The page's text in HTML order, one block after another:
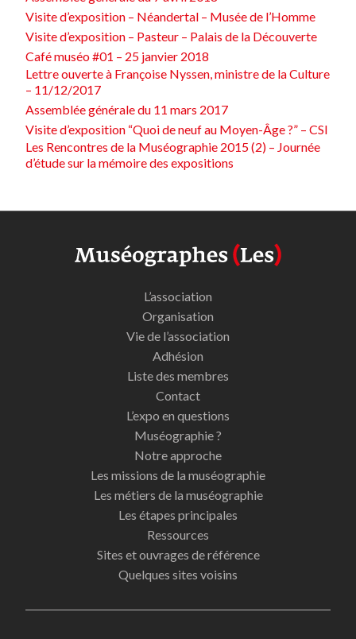
Visite d’exposition – Néandertal – Musée de l’Homme
Visite d’exposition – Pasteur – Palais de la Découverte
Café muséo #01 – 25 janvier 2018
Lettre ouverte à Françoise Nyssen, ministre de la Culture
– 11/12/2017
Assemblée générale du 11 mars 2017
Visite d’exposition “Quoi de neuf au Moyen-Âge ?” – CSI
Les Rencontres de la Muséographie 2015 (2) – Journée
d’étude sur la mémoire des expositions
L’association
Organisation
Vie de l’association
Adhésion
Liste des membres
Contact
L’expo en questions
Muséographie ?
Notre approche
Les missions de la muséographie
Les métiers de la muséographie
Les étapes principales
Ressources
Sites et ouvrages de référence
Quelques sites voisins